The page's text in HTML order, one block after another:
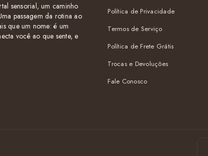
sensorial, um caminho
passagem da rotina ao
que um nome: é um
você ao que sente, e
Política de Privacidade
Termos de Serviço
Política de Frete Grátis
Trocas e Devoluções
Fale Conosco